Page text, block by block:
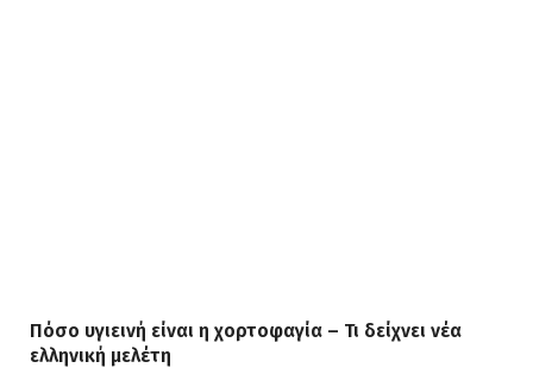
Πόσο υγιεινή είναι η χορτοφαγία – Τι δείχνει νέα
ελληνική μελέτη